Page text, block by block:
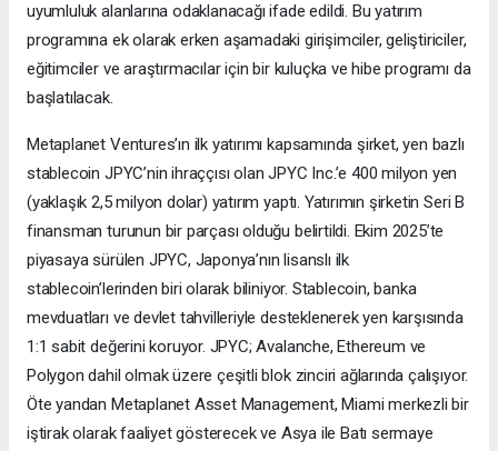
uyumluluk alanlarına odaklanacağı ifade edildi. Bu yatırım
programına ek olarak erken aşamadaki girişimciler, geliştiriciler,
eğitimciler ve araştırmacılar için bir kuluçka ve hibe programı da
başlatılacak.
Metaplanet Ventures’ın ilk yatırımı kapsamında şirket, yen bazlı
stablecoin JPYC’nin ihraççısı olan JPYC Inc.’e 400 milyon yen
(yaklaşık 2,5 milyon dolar) yatırım yaptı. Yatırımın şirketin Seri B
finansman turunun bir parçası olduğu belirtildi. Ekim 2025’te
piyasaya sürülen JPYC, Japonya’nın lisanslı ilk
stablecoin’lerinden biri olarak biliniyor. Stablecoin, banka
mevduatları ve devlet tahvilleriyle desteklenerek yen karşısında
1:1 sabit değerini koruyor. JPYC; Avalanche, Ethereum ve
Polygon dahil olmak üzere çeşitli blok zinciri ağlarında çalışıyor.
Öte yandan Metaplanet Asset Management, Miami merkezli bir
iştirak olarak faaliyet gösterecek ve Asya ile Batı sermaye